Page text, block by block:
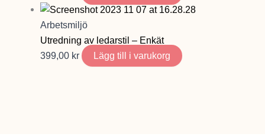
Arbetsmiljö
Utredning av ledarstil – Enkät
399,00 kr Lägg till i varukorg